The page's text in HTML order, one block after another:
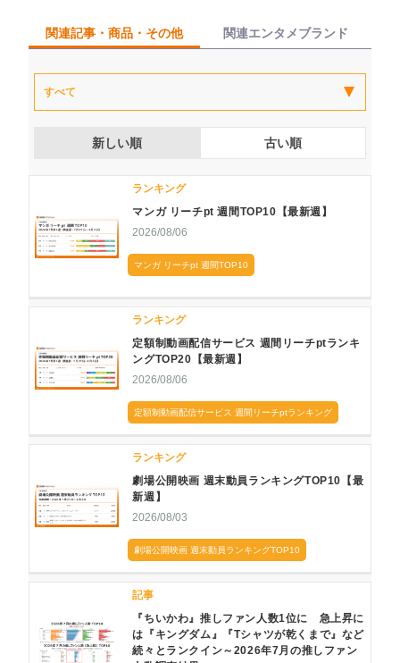
関連記事・商品・その他 関連エンタメブランド
新しい順 古い順
ランキング
マンガ リーチpt 週間TOP10【最新週】
2026/08/06
マンガ リーチpt 週間TOP10
ランキング
定額制動画配信サービス 週間リーチptランキ
ングTOP20【最新週】
2026/08/06
定額制動画配信サービス 週間リーチptランキング
ランキング
劇場公開映画 週末動員ランキングTOP10【最
新週】
2026/08/03
劇場公開映画 週末動員ランキングTOP10
記事
『ちいかわ』推しファン人数1位に 急上昇に
は『キングダム』『Tシャツが乾くまで』など
続々とランクイン～2026年7月の推しファン